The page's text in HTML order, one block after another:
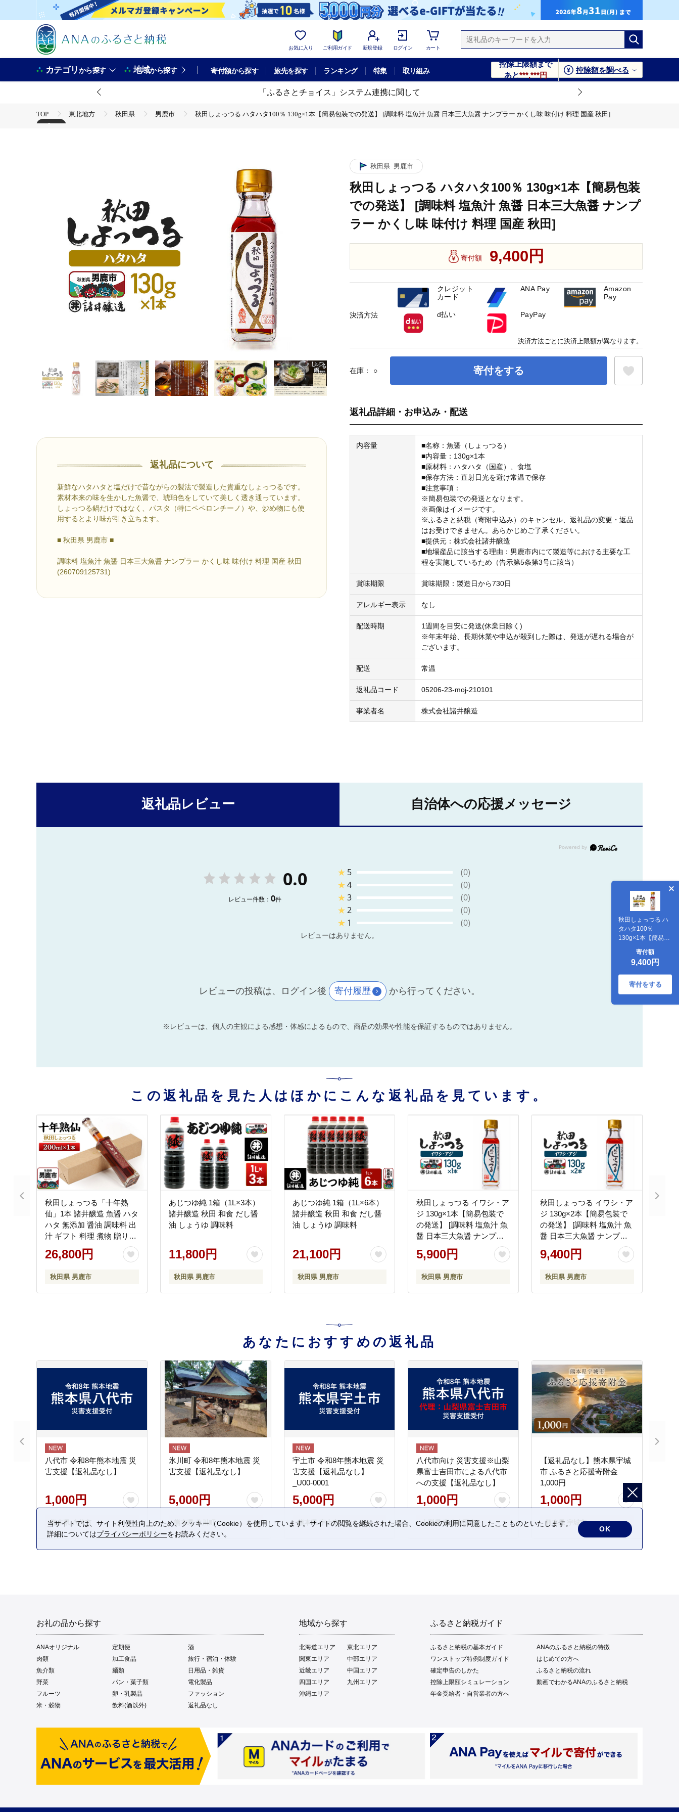
お気に入り ご利用ガイド 新規登録 ログイン カート
カテゴリから探す 地域から探す 寄付額から探す 旅先を探す ランキング 特集 取り組み
控除上限額まで
あと***,***円
控除額を調べる
「ふるさとチョイス」システム連携に関して
TOP 東北地方 秋田県 男鹿市 秋田しょっつる ハタハタ100％ 130g×1本【簡易包装での発送】 [調味料 塩魚汁 魚醤 日本三大魚醤 ナンプラー かくし味 味付け 料理 国産 秋田]
+1
返礼品について
新鮮なハタハタと塩だけで昔ながらの製法で製造した貴重なしょっつるです。
素材本来の味を生かした魚醤で、琥珀色をしていて美しく透き通っています。
しょっつる鍋だけではなく、パスタ（特にペペロンチーノ）や、炒め物にも使
用するとより味が引き立ちます。
■ 秋田県 男鹿市 ■
調味料 塩魚汁 魚醤 日本三大魚醤 ナンプラー かくし味 味付け 料理 国産 秋田
(260709125731)
秋田県 男鹿市
秋田しょっつる ハタハタ100％ 130g×1本【簡易包装
での発送】 [調味料 塩魚汁 魚醤 日本三大魚醤 ナンプ
ラー かくし味 味付け 料理 国産 秋田]
寄付額 9,400円
在庫： ○ 寄付をする
秋田しょっつる ハ
タハタ100％
130g×1本【簡易包
料 塩魚汁 魚醤 日本
三大魚醤 ナンプラ
ー かくし味 味付け
料理 国産 秋田]
寄付額
9,400円
寄付をする
返礼品詳細・お申込み・配送
内容量
■名称：魚醤（しょっつる）
■内容量：130g×1本
■原材料：ハタハタ（国産）、食塩
■保存方法：直射日光を避け常温で保存
■注意事項：
※簡易包装での発送となります。
※画像はイメージです。
※ふるさと納税（寄附申込み）のキャンセル、返礼品の変更・返品
はお受けできません。あらかじめご了承ください。
■提供元：株式会社諸井醸造
■地場産品に該当する理由：男鹿市内にて製造等における主要な工
程を実施しているため（告示第5条第3号に該当）
賞味期限 賞味期限：製造日から730日
アレルギー表示 なし
配送時期
1週間を目安に発送(休業日除く)
※年末年始、長期休業や申込が殺到した際は、発送が遅れる場合が
ございます。
配送 常温
返礼品コード 05206-23-moj-210101
事業者名 株式会社諸井醸造
決済方法
クレジット
カード
ANA Pay
Amazon
Pay
d払い PayPay
決済方法ごとに決済上限額が異なります。
返礼品レビュー 自治体への応援メッセージ
0.0
レビュー件数： 0件
★ 5
(0)
★4
(0)
★3
(0)
★2
(0)
★ 1 (0)
レビューはありません。
レビューの投稿は、ログイン後 寄付履歴 から行ってください。
※レビューは、個人の主観による感想・体感によるもので、商品の効果や性能を保証するものではありません。
この返礼品を見た人はほかにこんな返礼品を見ています。
秋田しょっつる「十年熟
仙」1本 諸井醸造 魚醤 ハタ
ハタ 無添加 醤油 調味料 出
汁 ギフト 料理 煮物 贈り物
[日本三大魚醤 はたはた し
ょっつる鍋 しょうゆ ショ
26,800円
秋田県 男鹿市
あじつゆ純 1箱（1L×3本）
諸井醸造 秋田 和食 だし醤
油 しょうゆ 調味料
11,800円
秋田県 男鹿市
あじつゆ純 1箱（1L×6本）
諸井醸造 秋田 和食 だし醤
油 しょうゆ 調味料
21,100円
秋田県 男鹿市
秋田しょっつる イワシ・ア
ジ 130g×1本【簡易包装で
の発送】 [調味料 塩魚汁 魚
醤 日本三大魚醤 ナンプラ
ー かくし味 味付け 料理 国
産 秋田]
5,900円
秋田県 男鹿市
秋田しょっつる イワシ・ア
ジ 130g×2本【簡易包装で
の発送】 [調味料 塩魚汁 魚
醤 日本三大魚醤 ナンプラ
ー かくし味 味付け 料理 国
産 秋田]
9,400円
秋田県 男鹿市
あなたにおすすめの返礼品
八代市 令和8年熊本地震 災
害支援【返礼品なし】
1,000円
熊本県 八代市
氷川町 令和8年熊本地震 災
害支援【返礼品なし】
5,000円
熊本県 氷川町
宇土市 令和8年熊本地震 災
害支援【返礼品なし】
_U00-0001
5,000円
熊本県 宇土市
八代市向け 災害支援※山梨
県富士吉田市による八代市
への支援【返礼品なし】
1,000円
山梨県 富士吉田市
【返礼品なし】熊本県宇城
市 ふるさと応援寄附金
1,000円
1,000円
熊本県 宇城市
お礼の品から探す
ANAオリジナル 定期便
酒
肉類
加工食品
旅行・宿泊・体験
魚介類
麺類
日用品・雑貨
野菜
パン・菓子類
電化製品
フルーツ
卵・乳製品
ファッション
米・穀物
飲料(酒以外) 返礼品なし
地域から探す
北海道エリア
東北エリア
関東エリア
中部エリア
近畿エリア
中国エリア
四国エリア
九州エリア
沖縄エリア
ふるさと納税ガイド
ふるさと納税の基本ガイド
ANAのふるさと納税の特徴
ワンストップ特例制度ガイド
はじめての方へ
確定申告のしかた
ふるさと納税の流れ
控除上限額シミュレーション
動画でわかるANAのふるさと納税
年金受給者・自営業者の方へ
当サイトでは、サイト利便性向上のため、クッキー（Cookie）を使用しています。サイトの閲覧を継続された場合、Cookieの利用に同意したことものといたします。
詳細についてはプライバシーポリシーをお読みください。
OK